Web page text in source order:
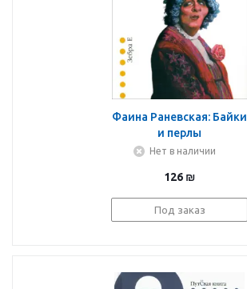
Фаина Раневская: Байки
и перлы
Нет в наличии
126 ₪
Под заказ